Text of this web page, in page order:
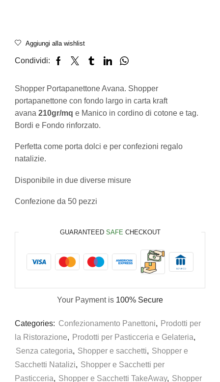
Aggiungi alla wishlist
Condividi:
Shopper Portapanettone Avana. Shopper
portapanettone con fondo largo in carta kraft
avana 210gr/mq e Manico in cordino di cotone e tag.
Bordi e Fondo rinforzato.
Perfetta come porta dolci e per confezioni regalo
natalizie.
Disponibile in due diverse misure
Confezione da 50 pezzi
GUARANTEED SAFE CHECKOUT
Your Payment is 100% Secure
Categories: Confezionamento Panettoni, Prodotti per
la Ristorazione, Prodotti per Pasticceria e Gelateria,
Senza categoria, Shopper e sacchetti, Shopper e
Sacchetti Natalizi, Shopper e Sacchetti per
Pasticceria, Shopper e Sacchetti TakeAway, Shopper